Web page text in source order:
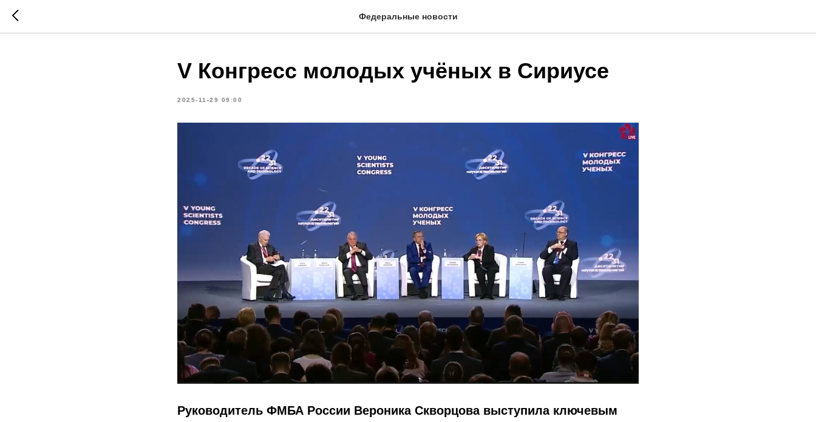
Федеральные новости
V Конгресс молодых учёных в Сириусе
2025-11-29 09:00
Руководитель ФМБА России Вероника Скворцова выступила ключевым